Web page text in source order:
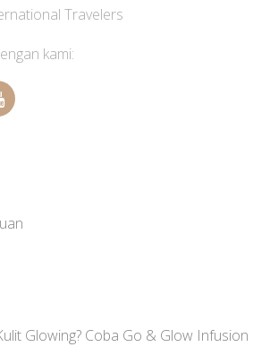
Travelers
kami:
Glowing? Coba Go & Glow Infusion